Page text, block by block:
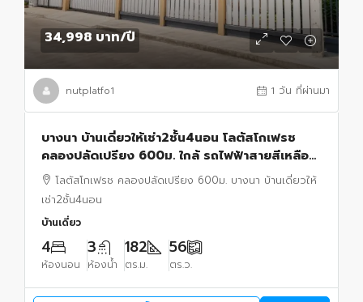
34,998 บาท/ปี
nutplatfo1 1 วัน ที่ผ่านมา
บางนา บ้านเดี่ยวให้เช่า2ชั้น4นอน โลตัสโกเฟรช
คลองปลัดเปรียง 600ม. ใกล้ รถไฟฟ้าสายสีเหลือง
สถานีศรีด่าน650 ม.เมกา บางนา 1 กม.
โลตัสโกเฟรช คลองปลัดเปรียง 600ม. บางนา บ้านเดี่ยวให้
เช่า2ชั้น4นอน
บ้านเดี่ยว
4
ห้องนอน
3
ห้องน้ำ
182
ตร.ม.
56
ตร.ว.